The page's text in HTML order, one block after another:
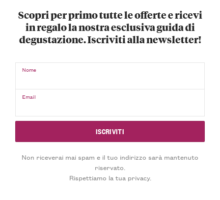
Scopri per primo tutte le offerte e ricevi
in regalo la nostra esclusiva guida di
degustazione. Iscriviti alla newsletter!
Nome
Email
Non riceverai mai spam e il tuo indirizzo sarà mantenuto
riservato.
Rispettiamo la tua privacy.